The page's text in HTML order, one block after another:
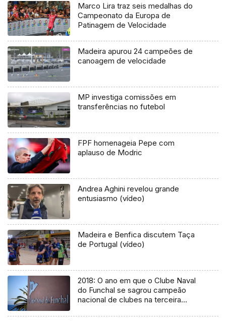
Marco Lira traz seis medalhas do
Campeonato da Europa de
Patinagem de Velocidade
Madeira apurou 24 campeões de
canoagem de velocidade
MP investiga comissões em
transferências no futebol
FPF homenageia Pepe com
aplauso de Modric
Andrea Aghini revelou grande
entusiasmo (vídeo)
Madeira e Benfica discutem Taça
de Portugal (vídeo)
2018: O ano em que o Clube Naval
do Funchal se sagrou campeão
nacional de clubes na terceira